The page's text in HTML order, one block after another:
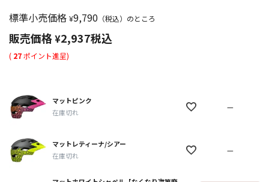
標準小売価格 ¥9,790 （税込）のところ
販売価格¥2,937税込
( 27ポイント進呈)
マットピンク
在庫切れ
—
マットレティーナ/シアー
在庫切れ
—